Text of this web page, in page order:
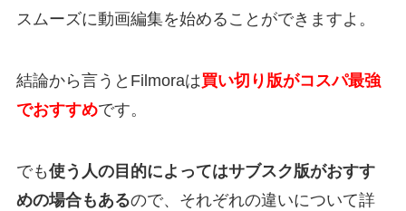
スムーズに動画編集を始めることができますよ。
結論から言うとFilmoraは買い切り版がコスパ最強
でおすすめです。
でも使う人の目的によってはサブスク版がおすす
めの場合もあるので、それぞれの違いについて詳